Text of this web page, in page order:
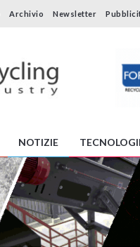
Archivio Newsletter
NOTIZIE